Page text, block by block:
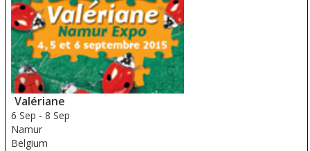
Valériane
6 Sep -8 Sep
Namur
Belgium